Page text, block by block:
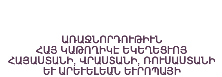
ԱՌԱՋՆՈՐԴՈՒԹԻՒՆ
ՀԱՅ ԿԱԹՈՂԻԿԷ ԵԿԵՂԵՑՒՈՅ
ՀԱՅԱՍՏԱՆԻ, ՎՐԱՍՏԱՆԻ, ՌՈՒՍԱՍՏԱՆԻ
ԵՒ ԱՐԵՒԵԼԵԱՆ ԵՒՐՈՊԱՅԻ